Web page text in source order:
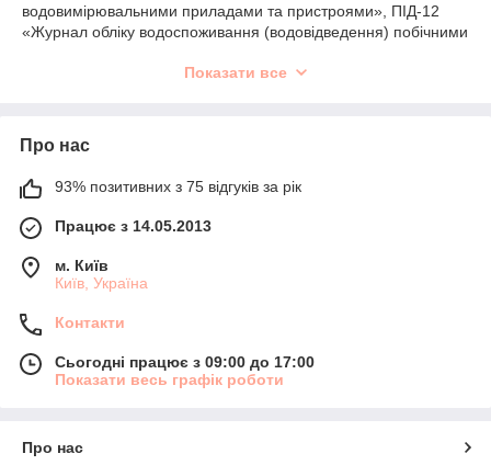
водовимірювальними приладами та пристроями», ПІД-12
«Журнал обліку водоспоживання (водовідведення) побічними
Показати все
Про нас
93% позитивних з 75 відгуків за рік
Працює з 14.05.2013
м. Київ
Київ, Україна
Контакти
Сьогодні працює з 09:00 до 17:00
Показати весь графік роботи
Про нас